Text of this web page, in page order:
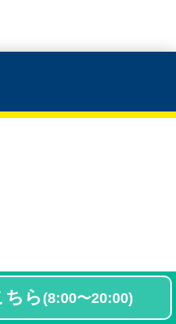
ちら (8:00〜20:00)